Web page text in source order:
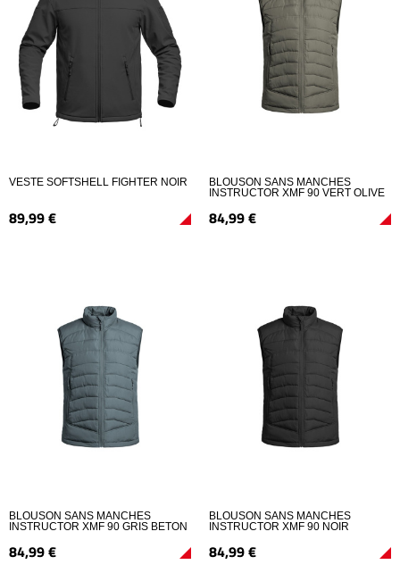
VESTE SOFTSHELL FIGHTER NOIR
89,99€
BLOUSON SANS MANCHES
INSTRUCTOR XMF 90 VERT OLIVE
84,99€
BLOUSON SANS MANCHES
INSTRUCTOR XMF 90 GRIS BETON
84,99€
BLOUSON SANS MANCHES
INSTRUCTOR XMF 90 NOIR
84,99€